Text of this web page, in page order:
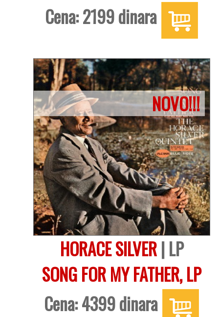
Cena: 2199 dinara
NOVO!!!
HORACE SILVER| LP
SONG FOR MY FATHER, LP
Cena: 4399 dinara